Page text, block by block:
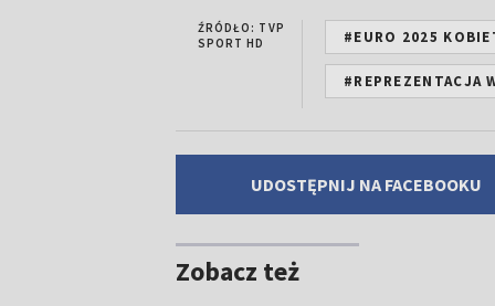
ŹRÓDŁO: TVP
SPORT HD
#EURO 2025
#REPREZENTACJA
UDOSTĘPNIJ NA FACEBOOKU
Zobacz też